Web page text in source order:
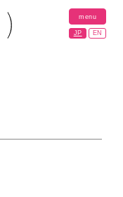
menu
JP EN
close